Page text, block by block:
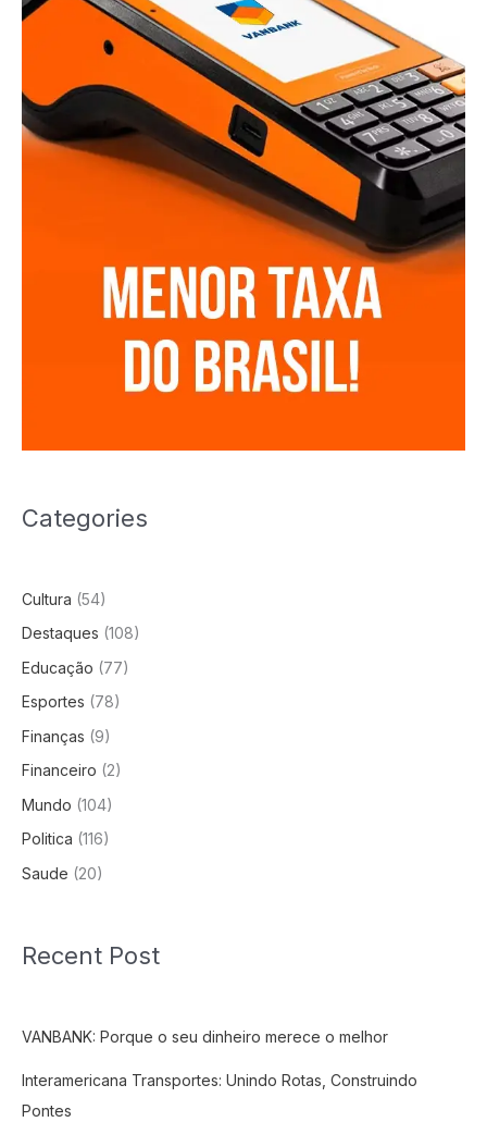
Categories
Cultura (54)
Destaques (108)
Educação (77)
Esportes (78)
Finanças (9)
Financeiro (2)
Mundo (104)
Politica (116)
Saude (20)
Recent Post
VANBANK: Porque o seu dinheiro merece o melhor
Interamericana Transportes: Unindo Rotas, Construindo
Pontes